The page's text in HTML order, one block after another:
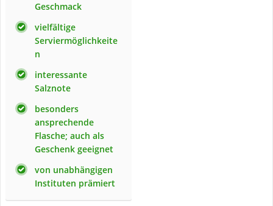
Geschmack
vielfältige
Serviermöglichkeite
n
interessante
Salznote
besonders
ansprechende
Flasche; auch als
Geschenk geeignet
von unabhängigen
Instituten prämiert